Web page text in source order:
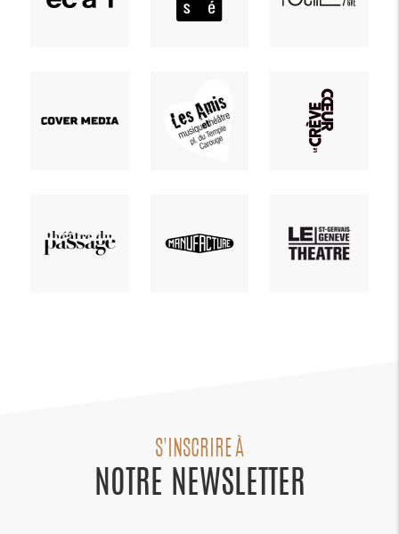
S'INSCRIRE À
NOTRE NEWSLETTER